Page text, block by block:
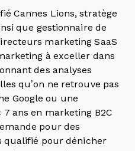
Cannes Lions, stratège
que gestionnaire de
marketing SaaS
à exceller dans
des analyses
qu’on ne retrouve pas
Google ou une
ans en marketing B2C
pour des
qualifié pour dénicher